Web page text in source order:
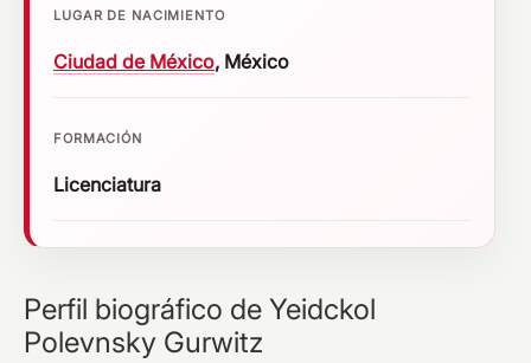
LUGAR DE NACIMIENTO
Ciudad de México, México
FORMACIÓN
Licenciatura
Perfil biográfico de Yeidckol
Polevnsky Gurwitz